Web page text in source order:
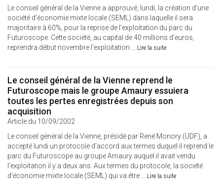
Le conseil général de la Vienne a approuvé, lundi, la création d'une
société d'économie mixte locale (SEML) dans laquelle il sera
majoritaire à 60%, pour la reprise de l'exploitation du parc du
Futuroscope. Cette société, au capital de 40 millions d'euros,
reprendra début novembre l'exploitation ... Lire la suite
Le conseil général de la Vienne reprend le
Futuroscope mais le groupe Amaury essuiera
toutes les pertes enregistrées depuis son
acquisition
Article du 10/09/2002
Le conseil général de la Vienne, présidé par René Monory (UDF), a
accepté lundi un protocole d'accord aux termes duquel il reprend le
parc du Futuroscope au groupe Amaury auquel il avait vendu
l'exploitation il y a deux ans. Aux termes du protocole, la société
d'économie mixte locale (SEML) qui va être ... Lire la suite